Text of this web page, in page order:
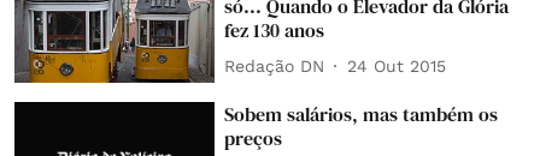
só... Quando o Elevador da Glória
fez 130 anos
Redação DN 24 Out 2015
Sobem salários, mas também os
preços